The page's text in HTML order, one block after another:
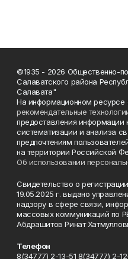
©1935 - 2026 Общественно-
Салаватского района
Салавата"
На информационном ресурсе
рекомендательные
предоставления информации
систематизации и анализа
предпочтениям
на территории Российской
Об использовании
Свидетельство о
19.05.2025 г. выдано
надзору в сфере связи,
массовых коммуникаций по
Абдрашитов Ринат
Телефон
8(34777) 2-13-51 8(34777) 2-